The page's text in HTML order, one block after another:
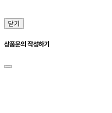
닫기
상품문의 작성하기